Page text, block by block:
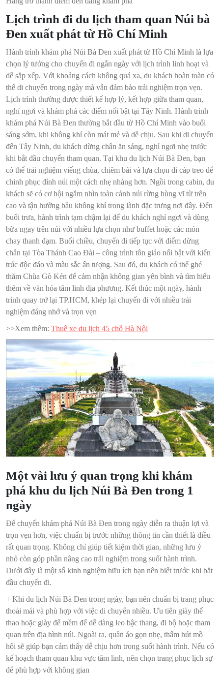
Lịch trình đi du lịch tham quan Núi bà
Đen xuất phát từ Hồ Chí Minh
Hành trình khám phá Núi Bà Đen xuất phát từ Hồ Chí Minh là lựa
chọn lý tưởng cho chuyến đi ngắn ngày với lịch trình linh hoạt và
dễ sắp xếp. Với khoảng cách không quá xa, du khách hoàn toàn có
thể di chuyển trong ngày mà vẫn đảm bảo trải nghiệm trọn vẹn.
Lịch trình thường được thiết kế hợp lý, kết hợp giữa tham quan,
nghỉ ngơi và khám phá các điểm nổi bật tại Tây Ninh. Hành trình
khám phá Núi Bà Đen thường bắt đầu từ Hồ Chí Minh vào buổi
sáng sớm, khi không khí còn mát mẻ và dễ chịu. Sau khi di chuyển
đến Tây Ninh, du khách dừng chân ăn sáng, nghỉ ngơi nhẹ trước
khi bắt đầu chuyến tham quan. Tại khu du lịch Núi Bà Đen, bạn
có thể trải nghiệm viếng chùa, chiêm bái và lựa chọn đi cáp treo để
chinh phục đỉnh núi một cách nhẹ nhàng hơn. Ngồi trong cabin, du
khách sẽ có cơ hội ngắm nhìn toàn cảnh núi rừng hùng vĩ từ trên
cao và tận hưởng bầu không khí trong lành đặc trưng nơi đây. Đến
buổi trưa, hành trình tạm chậm lại để du khách nghỉ ngơi và dùng
bữa ngay trên núi với nhiều lựa chọn như buffet hoặc các món
chay thanh đạm. Buổi chiều, chuyến đi tiếp tục với điểm dừng
chân tại Tòa Thánh Cao Đài – công trình tôn giáo nổi bật với kiến
trúc độc đáo và màu sắc ấn tượng. Sau đó, du khách có thể ghé
thăm Chùa Gò Kén để cảm nhận không gian yên bình và tìm hiểu
thêm về văn hóa tâm linh địa phương. Kết thúc một ngày, hành
trình quay trở lại TP.HCM, khép lại chuyến đi với nhiều trải
nghiệm đáng nhớ và trọn vẹn
>>Xem thêm: Thuê xe du lịch 45 chỗ Hà Nội
Một vài lưu ý quan trọng khi khám
phá khu du lịch Núi Bà Đen trong 1
ngày
Để chuyến khám phá Núi Bà Đen trong ngày diễn ra thuận lợi và
trọn vẹn hơn, việc chuẩn bị trước những thông tin cần thiết là điều
rất quan trọng. Không chỉ giúp tiết kiệm thời gian, những lưu ý
nhỏ còn góp phần nâng cao trải nghiệm trong suốt hành trình.
Dưới đây là một số kinh nghiệm hữu ích bạn nên biết trước khi bắt
đầu chuyến đi.
+ Khi du lịch Núi Bà Đen trong ngày, bạn nên chuẩn bị trang phục
thoải mái và phù hợp với việc di chuyển nhiều. Ưu tiên giày thể
thao hoặc giày đế mềm để dễ dàng leo bậc thang, đi bộ hoặc tham
quan trên địa hình núi. Ngoài ra, quần áo gọn nhẹ, thấm hút mồ
hôi sẽ giúp bạn cảm thấy dễ chịu hơn trong suốt hành trình. Nếu có
kế hoạch tham quan khu vực tâm linh, nên chọn trang phục lịch sự
để phù hợp với không gian